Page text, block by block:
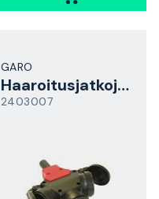
GARO
Haaroitusjatkojohto
2403007